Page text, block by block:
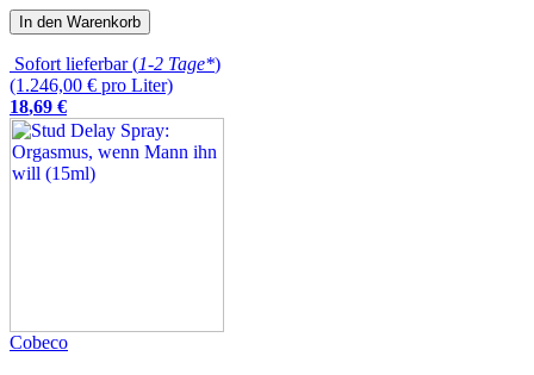
In den Warenkorb
Sofort lieferbar (1-2 Tage*)
(1.246,00 € pro Liter)
18,69 €
Cobeco